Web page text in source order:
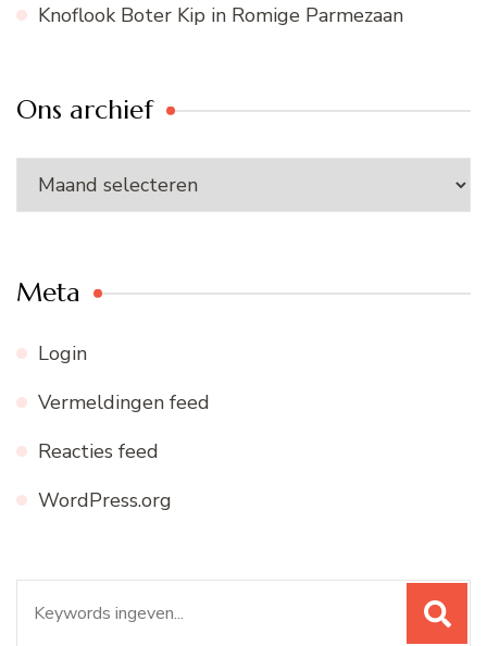
Knoflook Boter Kip in Romige Parmezaan
Ons archief
Ons
archief
Meta
Login
Vermeldingen feed
Reacties feed
WordPress.org
naar: